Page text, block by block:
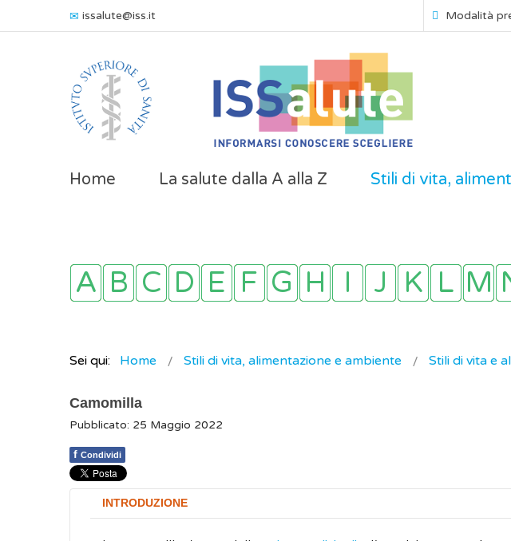
issalute@iss.it Modalità
Home La salute dalla A alla Z Stili di vita,
Sei qui: Home Stili di vita, alimentazione e ambiente Stili di vita e
Camomilla
Pubblicato: 25 Maggio 2022
f Condividi
INTRODUZIONE